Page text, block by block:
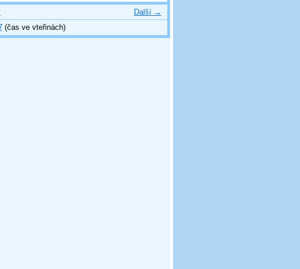
Další →
(čas ve vteřinách)